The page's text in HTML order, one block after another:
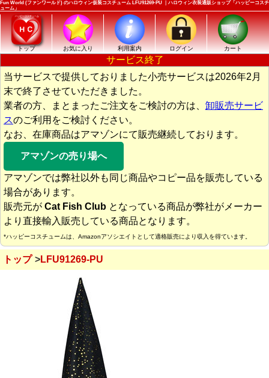
Fun World (ファンワールド) のハロウィン仮装コスチューム LFU91269-PU ｜ハロウィン衣装通販ショップ「ハッピーコスチ
ューム」
トップ お気に入り 利用案内 ログイン カート
サービス終了
当サービスで提供しておりました小売サービスは2026年2月
末で終了させていただきました。
業者の方、まとまったご注文をご検討の方は、 卸販売サービ
スのご利用をご検討ください。
なお、在庫商品はアマゾンにて販売継続しております。
アマゾンの売り場へ
アマゾンでは弊社以外も同じ商品やコピー品を販売している
場合があります。
販売元が Cat Fish Club となっている商品が弊社がメーカー
より直接輸入販売している商品となります。
*ハッピーコスチュームは、Amazonアソシエイトとして適格販売により収入を得ています。
トップ LFU91269-PU